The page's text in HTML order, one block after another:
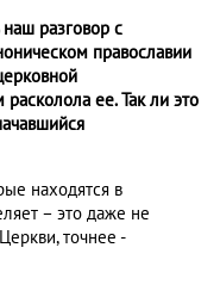
разговор с
православии
ее. Так ли это
находятся в
– это даже не
точнее -